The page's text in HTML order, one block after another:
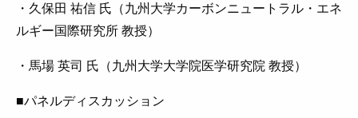
・久保田 祐信 氏（九州大学カーボンニュートラル・エネ
ルギー国際研究所 教授）
・馬場 英司 氏（九州大学大学院医学研究院 教授）
■パネルディスカッション